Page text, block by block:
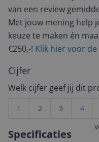
Specificaties
van een review
Met jouw mening help
keuze te maken én
€250,-! Klik hier voor
Cijfer
Welk cijfer geef jij dit
4
3
2
1